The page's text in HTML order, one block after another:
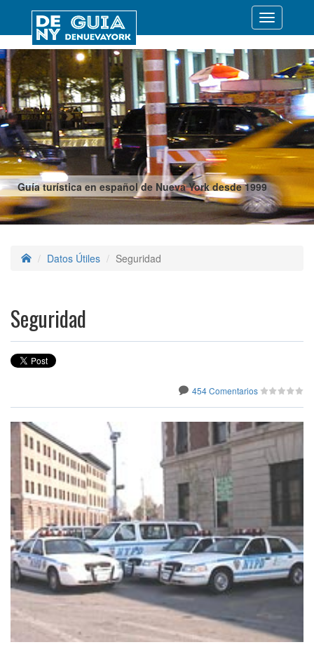
Guía turística en español de Nueva York desde 1999
Desplegar
Datos Útiles Seguridad
Seguridad
454 Comentarios